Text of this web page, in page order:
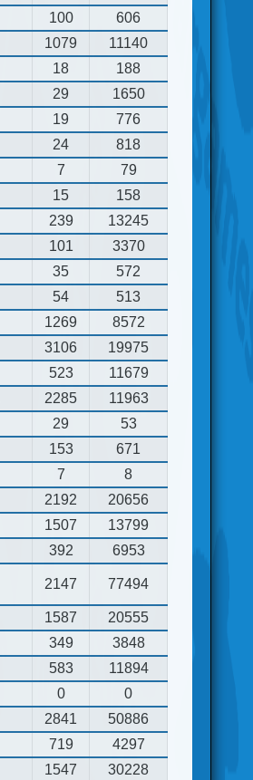
100
606
1079
11140
18
188
29
1650
19
776
24
818
7
79
15
158
239
13245
101
3370
35
572
54
513
1269
8572
3106
19975
523
11679
2285
11963
29
53
153
671
7
8
2192
20656
1507
13799
392 6953
2147 77494
1587
20555
349
3848
583
11894
0
0
2841
50886
719
4297
1547
30228